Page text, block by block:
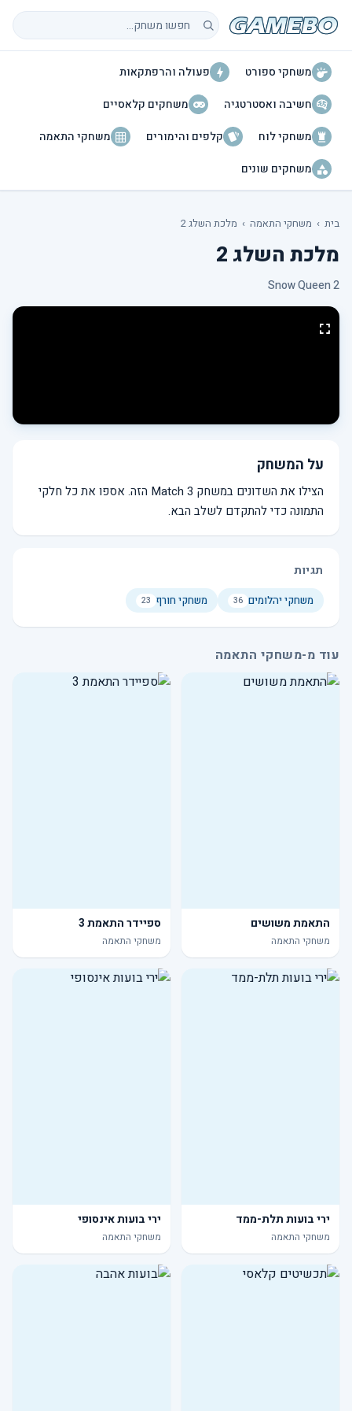
חיפוש משחקים
משחקי ספורט
פעולה והרפתקאות
חשיבה ואסטרטגיה
משחקים קלאסיים
משחקי לוח
קלפים והימורים
משחקי התאמה
משחקים שונים
בית › משחקי התאמה › מלכת השלג 2
מלכת השלג 2
Snow Queen 2
על המשחק
הצילו את השדונים במשחק Match 3 הזה. אספו את כל חלקי
התמונה כדי להתקדם לשלב הבא.
תגיות
משחקי יהלומים 36 משחקי חורף 23
עוד מ-משחקי התאמה
התאמת משושים
משחקי התאמה
ספיידר התאמת 3
משחקי התאמה
ירי בועות תלת-ממד
משחקי התאמה
ירי בועות אינסופי
משחקי התאמה